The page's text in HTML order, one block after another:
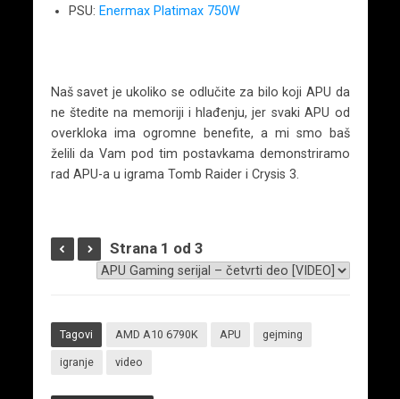
PSU: Enermax Platimax 750W
Naš savet je ukoliko se odlučite za bilo koji APU da
ne štedite na memoriji i hlađenju, jer svaki APU od
overkloka ima ogromne benefite, a mi smo baš
želili da Vam pod tim postavkama demonstriramo
rad APU-a u igrama Tomb Raider i Crysis 3.
Strana 1 od 3
Tagovi AMD A10 6790K APU gejming
igranje video